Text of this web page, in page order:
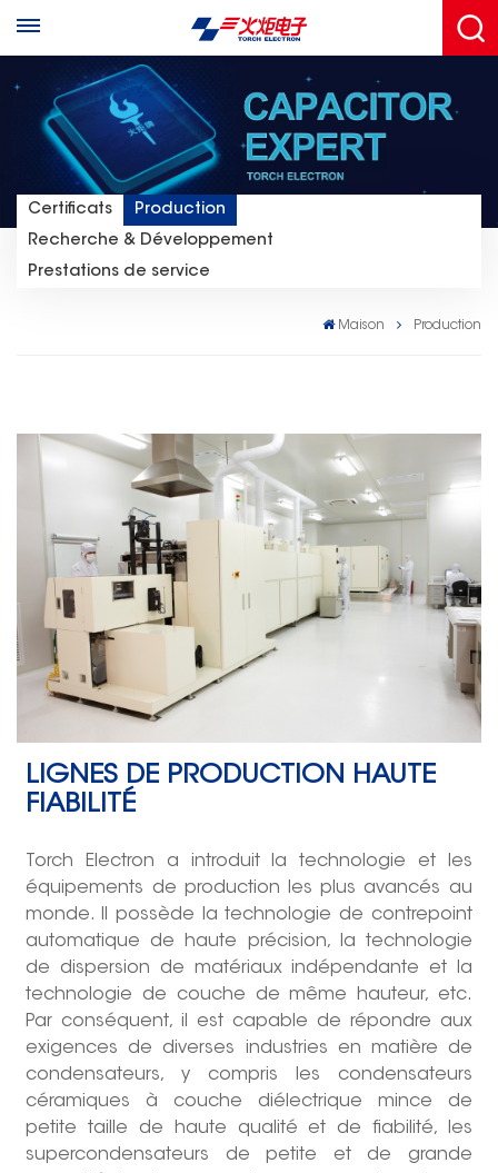
Certificats
Production
Recherche & Développement
Prestations de service
Maison Production
LIGNES DE PRODUCTION HAUTE
FIABILITÉ
Torch Electron a introduit la technologie et les
équipements de production les plus avancés au
monde. Il possède la technologie de contrepoint
automatique de haute précision, la technologie
de dispersion de matériaux indépendante et la
technologie de couche de même hauteur, etc.
Par conséquent, il est capable de répondre aux
exigences de diverses industries en matière de
condensateurs, y compris les condensateurs
céramiques à couche diélectrique mince de
petite taille de haute qualité et de fiabilité, les
supercondensateurs de petite et de grande